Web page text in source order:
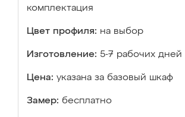
комплектация
Цвет профиля: на выбор
Изготовление: 5-7 рабочих дней
Цена: указана за базовый шкаф
Замер: бесплатно